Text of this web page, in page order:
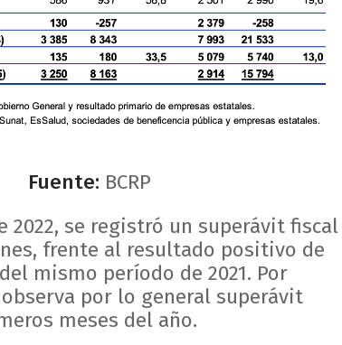
Fuente: BCRP
2022, se registró un superávit fiscal
frente al resultado positivo de
mismo período de 2021. Por
por lo general superávit
meses del año.